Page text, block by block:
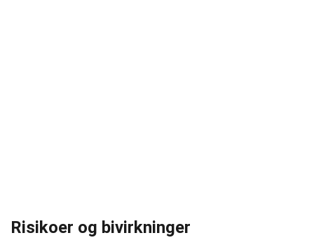
Risikoer og bivirkninger